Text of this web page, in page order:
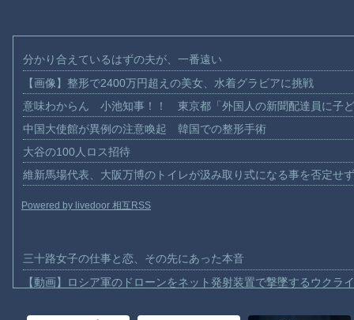
分かり合えているはずの夫が、一番遠い
【画像】整形で2400万円超えの美女、水着グラビアに挑戦
意味わからん 小池知事！！ 東京都「外国人の新聞配達員に子
中国大使館が異例の注意喚起 韓国での整形手術
大谷の100人ロス招待
維新馬場代表、大阪万博のトイレが汲み取り式になる事を否定せ
Powered by livedoor 相互RSS
三十路女子の仕事と恋、その先にあった本音
【動画】ロシア軍のドローンをネット発射装置で撃墜するウクラ